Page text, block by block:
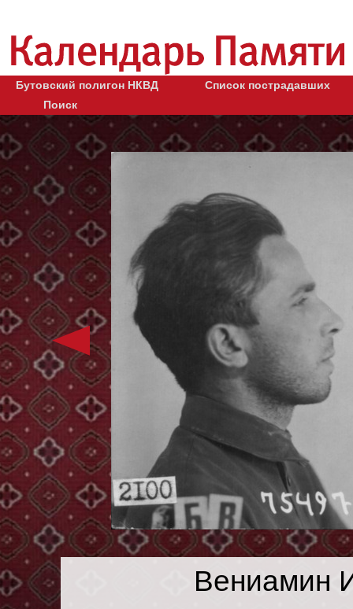
Бутовский полигон НКВД
Список пострадавших
Поиск
Вениамин